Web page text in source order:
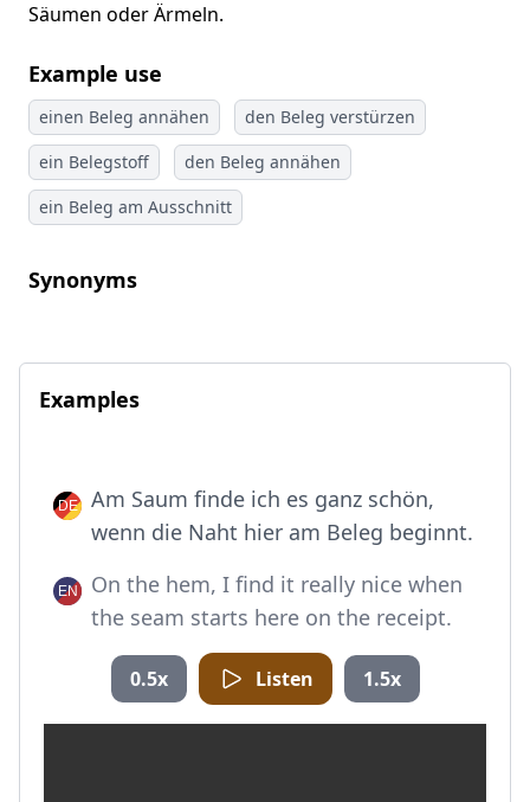
Säumen oder Ärmeln.
Example use
einen Beleg annähen
den Beleg verstürzen
ein Belegstoff
den Beleg annähen
ein Beleg am Ausschnitt
Synonyms
Examples
Am Saum finde ich es ganz schön,
wenn die Naht hier am Beleg beginnt.
On the hem, I find it really nice when
the seam starts here on the receipt.
0.5x Listen 1.5x